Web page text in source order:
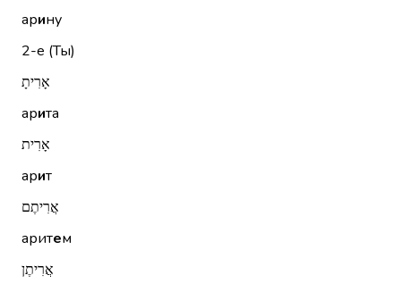
арину
2-е (Ты)
אָרִיתָ
арита
אָרִית
арит
אֲרִיתֶם
аритем
אֲרִיתֶן